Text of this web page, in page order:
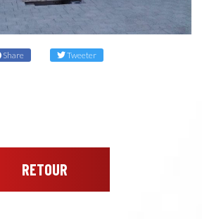
Share Tweeter
RETOUR